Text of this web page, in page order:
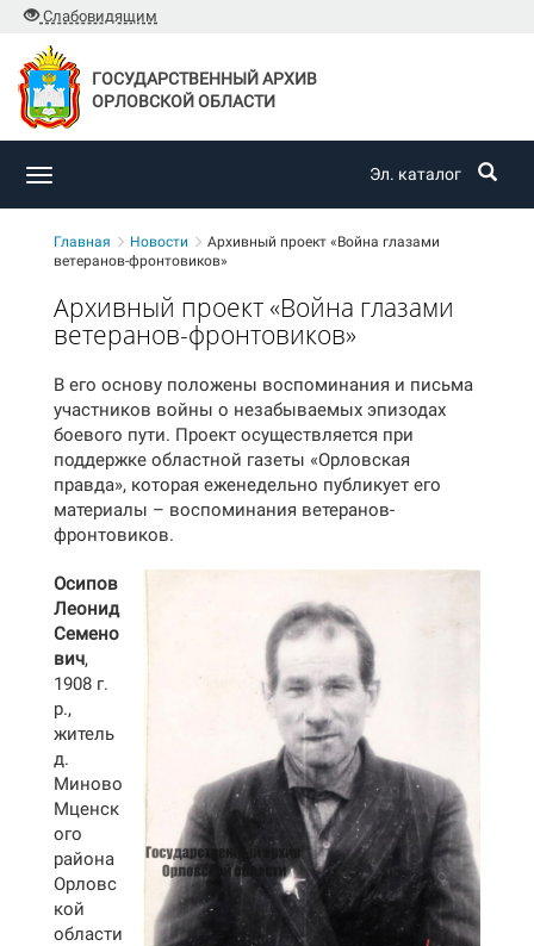
Слабовидящим
ГОСУДАРСТВЕННЫЙ АРХИВ
ОРЛОВСКОЙ ОБЛАСТИ
Toggle
Эл. каталог
Главная Новости
Архивный проект «Война глазами
ветеранов-фронтовиков»
Архивный проект «Война глазами
ветеранов-фронтовиков»
В его основу положены воспоминания и письма
участников войны о незабываемых эпизодах
боевого пути. Проект осуществляется при
поддержке областной газеты «Орловская
правда», которая еженедельно публикует его
материалы – воспоминания ветеранов-
фронтовиков.
Осипов
Леонид
Семено
вич,
1908 г.
р.,
житель
д.
Миново
Мценск
ого
района
Орловс
кой
области